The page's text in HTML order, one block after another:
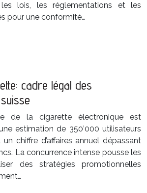
lois, les réglementations et les
pour une conformité…
cadre légal des
de la cigarette électronique est
estimation de 350’000 utilisateurs
chiffre d’affaires annuel dépassant
La concurrence intense pousse les
des stratégies promotionnelles